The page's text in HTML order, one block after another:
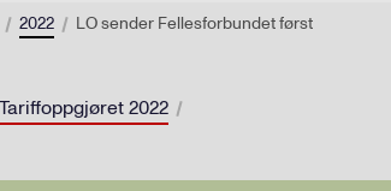
2022 LO sender Fellesforbundet først
Tariffoppgjøret 2022